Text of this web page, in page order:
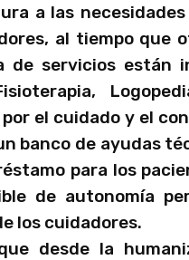
a las
al tiempo que
de servicios están
el cuidado y el
banco de ayudas
para los
de autonomía
los cuidadores.
desde la